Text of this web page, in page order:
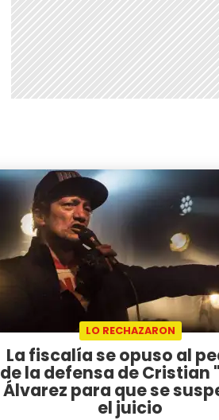
LO RECHAZARON
La fiscalía se opuso al
de la defensa de Cristian
Álvarez para que se
el juicio